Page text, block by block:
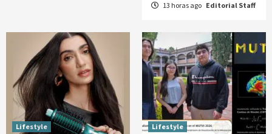
13 horas ago Editorial Staff
Lifestyle Lifestyle